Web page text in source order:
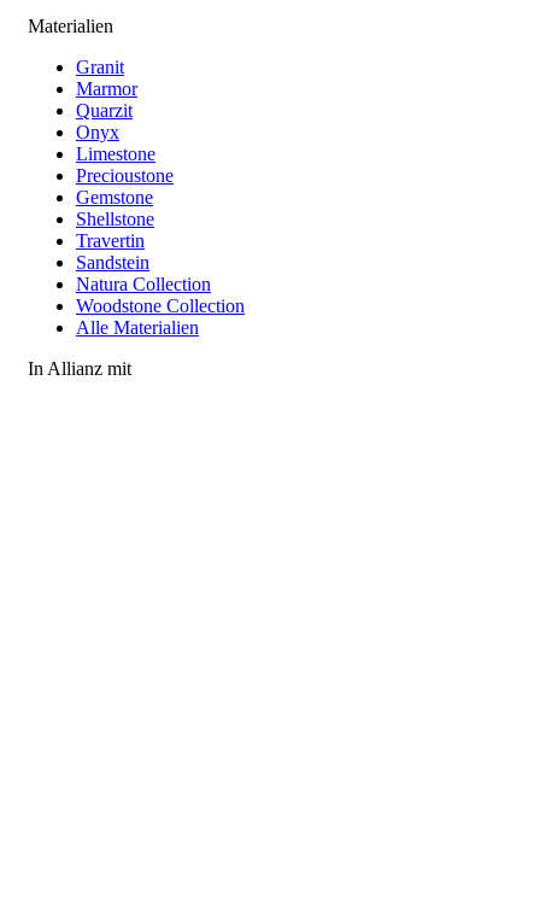
Materialien
Granit
Marmor
Quarzit
Onyx
Limestone
Precioustone
Gemstone
Shellstone
Travertin
Sandstein
Natura Collection
Woodstone Collection
Alle Materialien
In Allianz mit